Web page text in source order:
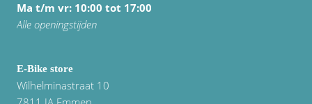
Ma t/m vr: 10:00 tot 17:00
Alle openingstijden
E-Bike store
Wilhelminastraat 10